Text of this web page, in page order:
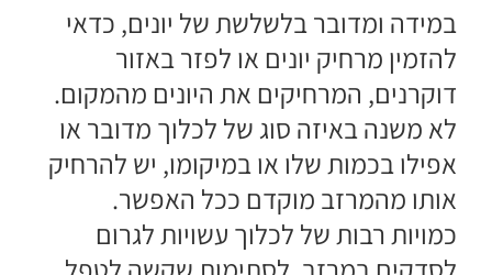
במידה ומדובר בלשלשת של יונים, כדאי
להזמין מרחיק יונים או לפזר באזור
דוקרנים, המרחיקים את היונים מהמקום.
לא משנה באיזה סוג של לכלוך מדובר או
אפילו בכמות שלו או במיקומו, יש להרחיק
אותו מהמרזב מוקדם ככל האפשר.
כמויות רבות של לכלוך עשויות לגרום